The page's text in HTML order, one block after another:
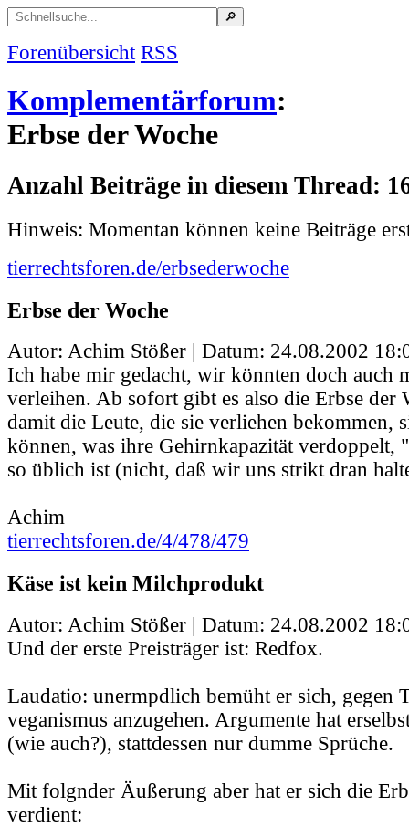
Forenübersicht RSS
Komplementärforum:
Erbse der Woche
Anzahl Beiträge in diesem Thread:
Hinweis: Momentan können keine Beiträge
tierrechtsforen.de/erbsederwoche
Erbse der Woche
Autor: Achim Stößer | Datum: 24.08.2002
Ich habe mir gedacht, wir könnten doch auch
verleihen. Ab sofort gibt es also die Erbse der
damit die Leute, die sie verliehen bekommen,
können, was ihre Gehirnkapazität verdoppelt,
so üblich ist (nicht, daß wir uns strikt dran
Achim
tierrechtsforen.de/4/478/479
Käse ist kein Milchprodukt
Autor: Achim Stößer | Datum: 24.08.2002
Und der erste Preisträger ist: Redfox.
Laudatio: unermpdlich bemüht er sich, gegen
veganismus anzugehen. Argumente hat
(wie auch?), stattdessen nur dumme Sprüche.
Mit folgnder Äußerung aber hat er sich die
verdient: